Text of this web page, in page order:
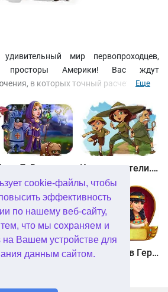
cookie-файлы, чтобы
эффективность
по нашему веб-сайту,
что мы сохраняем и
на Вашем устройстве для
данным сайтом.
мир первопроходцев,
просторы Америки! Вас ждут
в которых точный расчет значит
фермы, ведите переговоры с
мосты, расчищайте
задачи, чтобы достичь
средства на милое ранчо в
Еще
Кладоискатели. Камень души
Алисия Квотермейн 3. Тайна пылающего золота. Коллекционное издание 12 подвигов Геракла. Как я встретил Мегару. Коллекционное издание